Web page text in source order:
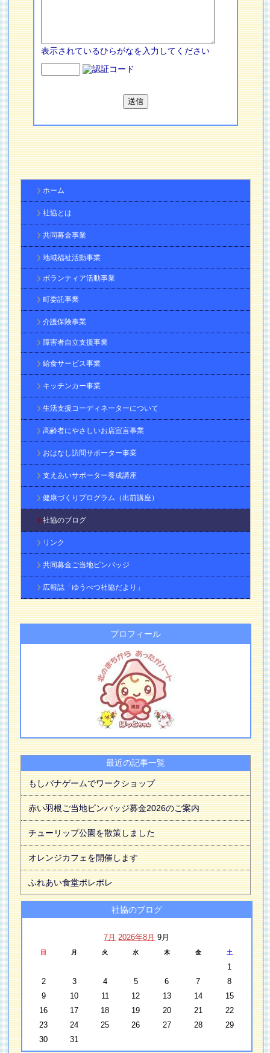
表示されているひらがなを入力してください
ホーム
社協とは
共同募金事業
地域福祉活動事業
ボランティア活動事業
町委託事業
介護保険事業
障害者自立支援事業
給食サービス事業
キッチンカー事業
生活支援コーディネーターについて
高齢者にやさしいお店宣言事業
おはなし訪問サポーター事業
支えあいサポーター養成講座
健康づくりプログラム（出前講座）
社協のブログ
リンク
共同募金ご当地ピンバッジ
広報誌「ゆうべつ社協だより」
プロフィール
最近の記事一覧
もしバナゲームでワークショップ
赤い羽根ご当地ピンバッジ募金2026のご案内
チューリップ公園を散策しました
オレンジカフェを開催します
ふれあい食堂ポレポレ
社協のブログ
7月 2026年8月 9月
日 月 火 水 木 金 土
1
2
3 4 5 6 7
8
9
10 11 12 13 14
15
16
17 18 19 20 21
22
23
24 25 26 27 28
29
30
31